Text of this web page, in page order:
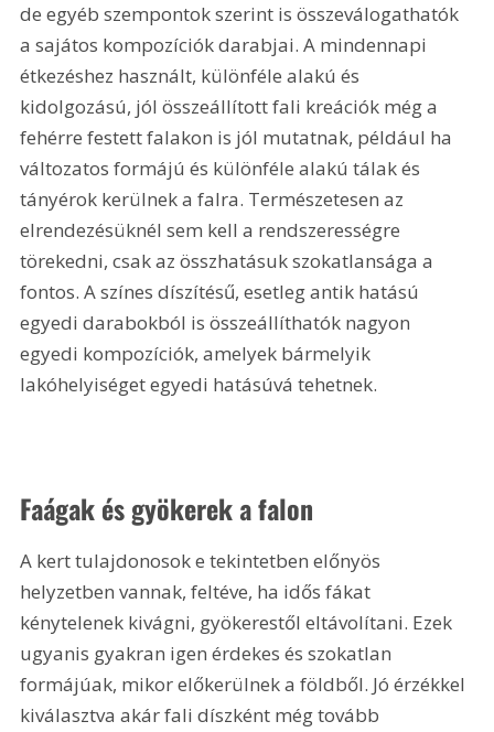
de egyéb szempontok szerint is összeválogathatók
a sajátos kompozíciók darabjai. A mindennapi
étkezéshez használt, különféle alakú és
kidolgozású, jól összeállított fali kreációk még a
fehérre festett falakon is jól mutatnak, például ha
változatos formájú és különféle alakú tálak és
tányérok kerülnek a falra. Természetesen az
elrendezésüknél sem kell a rendszerességre
törekedni, csak az összhatásuk szokatlansága a
fontos. A színes díszítésű, esetleg antik hatású
egyedi darabokból is összeállíthatók nagyon
egyedi kompozíciók, amelyek bármelyik
lakóhelyiséget egyedi hatásúvá tehetnek.
Faágak és gyökerek a falon
A kert tulajdonosok e tekintetben előnyös
helyzetben vannak, feltéve, ha idős fákat
kénytelenek kivágni, gyökerestől eltávolítani. Ezek
ugyanis gyakran igen érdekes és szokatlan
formájúak, mikor előkerülnek a földből. Jó érzékkel
kiválasztva akár fali díszként még tovább